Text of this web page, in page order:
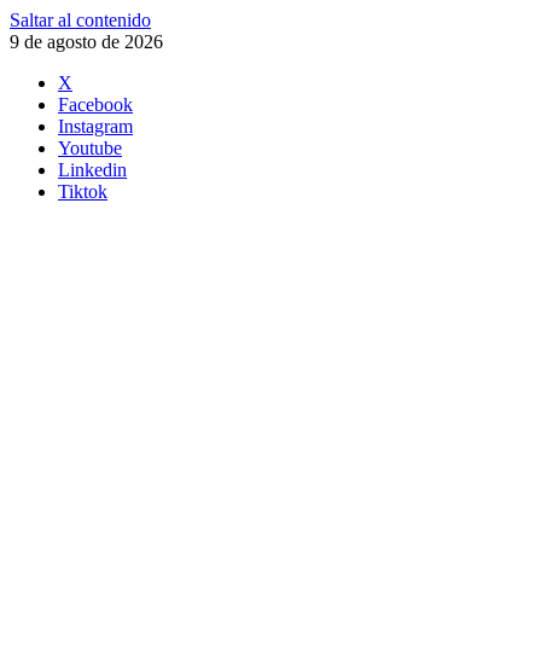
Saltar al contenido
9 de agosto de 2026
X
Facebook
Instagram
Youtube
Linkedin
Tiktok